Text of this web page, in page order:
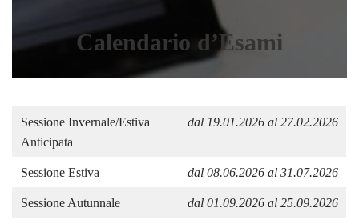
Calendario d’Esami
Sessione Invernale/Estiva
Anticipata
dal 19.01.2026 al 27.02.2026
Sessione Estiva dal 08.06.2026 al 31.07.2026
Sessione Autunnale dal 01.09.2026 al 25.09.2026